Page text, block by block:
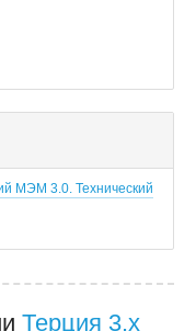
МЭМ 3.0. Технический
Терция 3.x